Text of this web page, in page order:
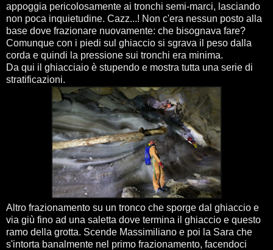
appoggia pericolosamente ai tronchi semi-marci, lasciando
non poca inquietudine. Cazz...! Non c'era nessun posto alla
base dove frazionare nuovamente: che bisognava fare?
Comunque con i piedi sul ghiaccio si sgrava il peso dalla
corda e quindi la pressione sui tronchi era minima.
Da qui il ghiacciaio è stupendo e mostra tutta una serie di
stratificazioni.
Altro frazionamento su un tronco che sporge dal ghiaccio e
via giù fino ad una saletta dove termina il ghiaccio e questo
ramo della grotta. Scende Massimiliano e poi la Sara che
s'intorta banalmente nel primo frazionamento, facendoci